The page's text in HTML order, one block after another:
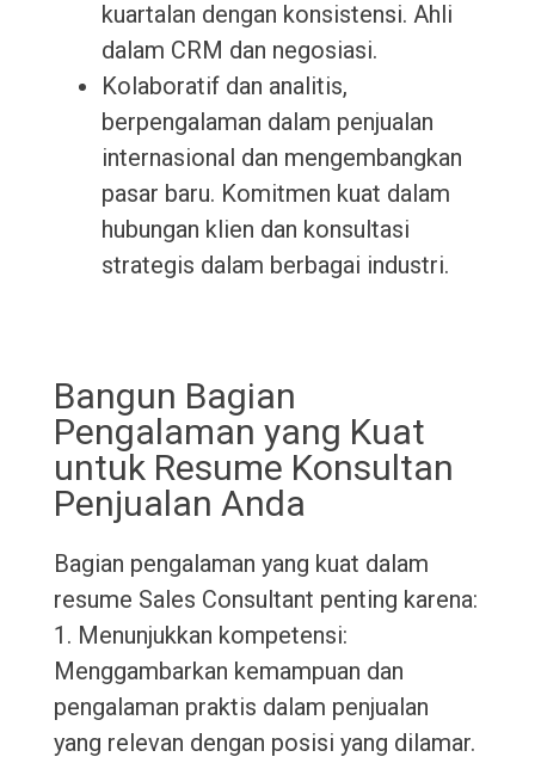
kuartalan dengan konsistensi. Ahli
dalam CRM dan negosiasi.
Kolaboratif dan analitis,
berpengalaman dalam penjualan
internasional dan mengembangkan
pasar baru. Komitmen kuat dalam
hubungan klien dan konsultasi
strategis dalam berbagai industri.
Bangun Bagian
Pengalaman yang Kuat
untuk Resume Konsultan
Penjualan Anda
Bagian pengalaman yang kuat dalam
resume Sales Consultant penting karena:
1. Menunjukkan kompetensi:
Menggambarkan kemampuan dan
pengalaman praktis dalam penjualan
yang relevan dengan posisi yang dilamar.